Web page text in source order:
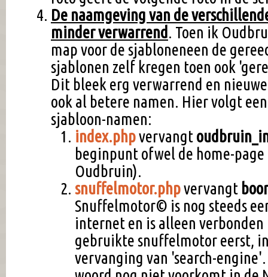
De naamgeving van de
minder verwarrend. Toen ik
map voor de sjabloneneen de
sjablonen zelf kregen toen ook
Dit bleek erg verwarrend en
ook al betere namen. Hier volgt
sjabloon-namen:
index.phpvervangt
beginpunt ofwel de home-
Oudbruin).
snuffelmotor.phpvervangt
Snuffelmotor© is nog steeds
internet en is alleen
gebruikte snuffelmotor eerst,
vervanging van 'search-